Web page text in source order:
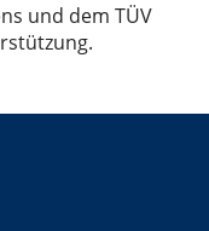
und dem TÜV